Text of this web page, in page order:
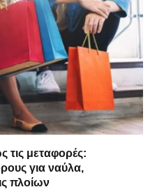
μεταφορές:
για ναύλα,
πλοίων